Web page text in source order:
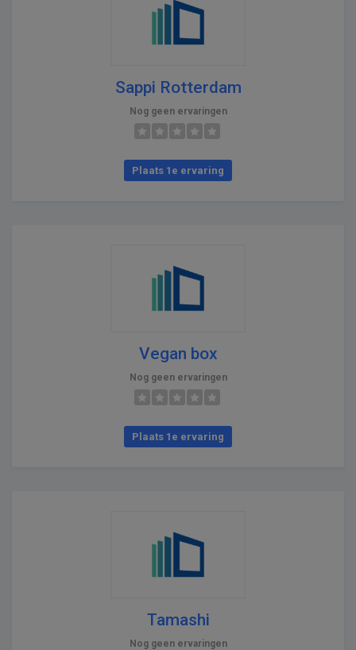
Sappi Rotterdam
Nog geen ervaringen
Plaats 1e ervaring
Vegan box
Nog geen ervaringen
Plaats 1e ervaring
Tamashi
Nog geen ervaringen